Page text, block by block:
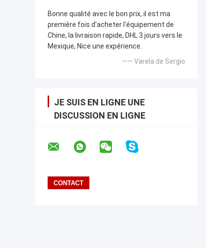
Bonne qualité avec le bon prix, il est ma
première fois d'acheter l'équipement de
Chine, la livraison rapide, DHL 3 jours vers le
Mexique, Nice une expérience.
—— Varela de Sergio
JE SUIS EN LIGNE UNE
DISCUSSION EN LIGNE